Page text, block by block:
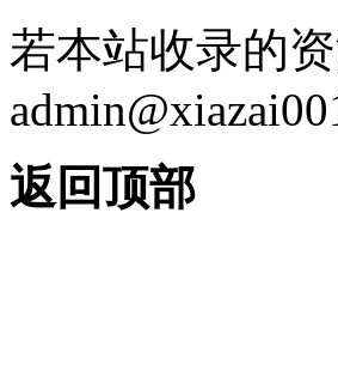
若本站收录的
返回顶部